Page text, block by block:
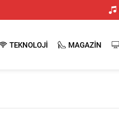
TEKNOLOJİ MAGAZİN